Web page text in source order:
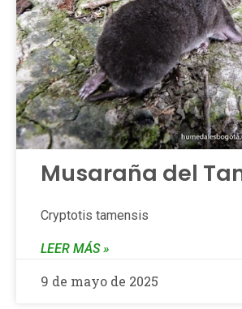
Musaraña del
Cryptotis tamensis
LEER MÁS »
9 de mayo de 2025